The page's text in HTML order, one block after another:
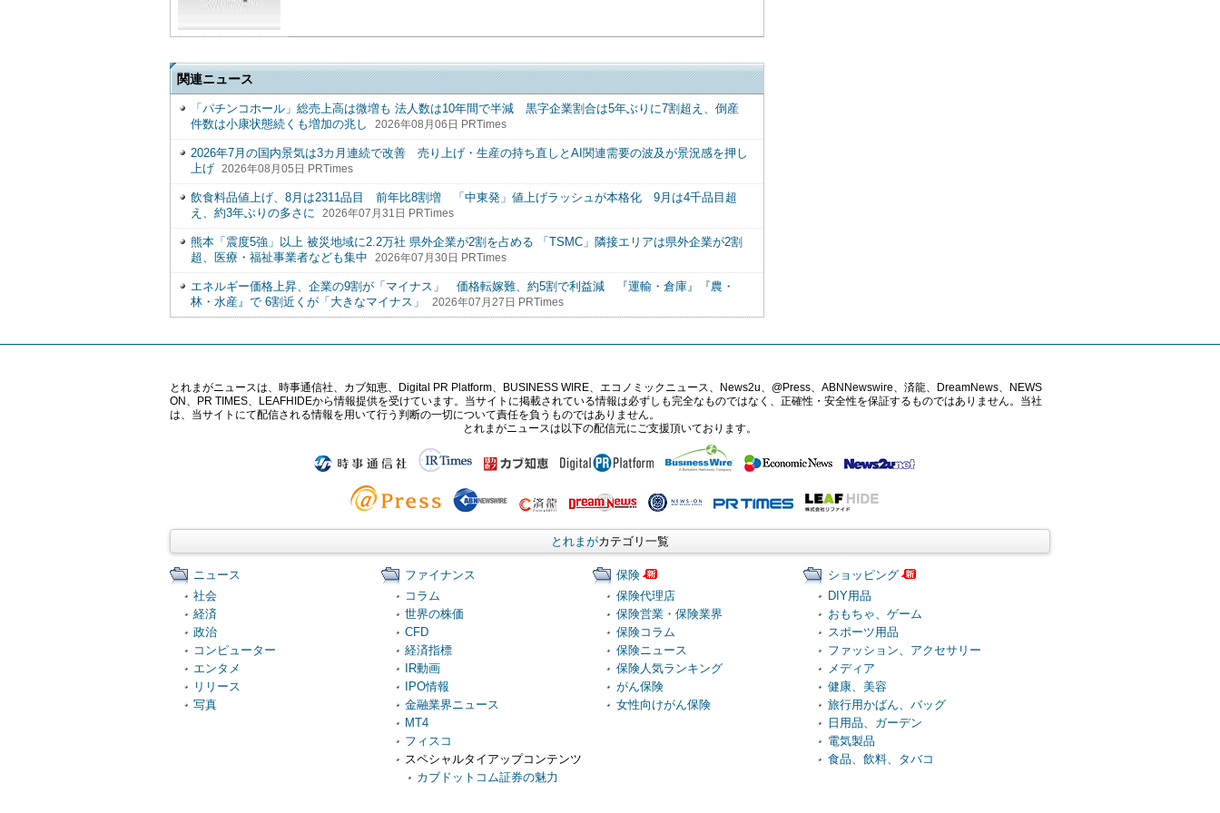
関連ニュース
「パチンコホール」総売上高は微増も 法人数は10年間で半減 黒字企業割合は5年ぶりに7割超え、倒産
件数は小康状態続くも増加の兆し
2026年08月06日 PRTimes
2026年7月の国内景気は3カ月連続で改善 売り上げ・生産の持ち直しとAI関連需要の波及が景況感を押し
上げ
2026年08月05日 PRTimes
飲食料品値上げ、8月は2311品目 前年比8割増 「中東発」値上げラッシュが本格化 9月は4千品目超
え、約3年ぶりの多さに
2026年07月31日 PRTimes
熊本「震度5強」以上 被災地域に2.2万社 県外企業が2割を占める 「TSMC」隣接エリアは県外企業が2割
超、医療・福祉事業者なども集中
2026年07月30日 PRTimes
エネルギー価格上昇、企業の9割が「マイナス」 価格転嫁難、約5割で利益減 『運輸・倉庫』『農・
林・水産』で 6割近くが「大きなマイナス」
2026年07月27日 PRTimes
とれまがニュースは、時事通信社、カブ知恵、Digital PR Platform、BUSINESS WIRE、エコノミックニュース、News2u、@Press、ABNNewswire、済龍、DreamNews、NEWS
ON、PR TIMES、LEAFHIDEから情報提供を受けています。当サイトに掲載されている情報は必ずしも完全なものではなく、正確性・安全性を保証するものではありません。当社
は、当サイトにて配信される情報を用いて行う判断の一切について責任を負うものではありません。
とれまがニュースは以下の配信元にご支援頂いております。
とれまがカテゴリ一覧
ニュース
社会
経済
政治
コンピューター
エンタメ
リリース
写真
ファイナンス
コラム
世界の株価
CFD
経済指標
IR動画
IPO情報
金融業界ニュース
MT4
フィスコ
スペシャルタイアップコンテンツ
カブドットコム証券の魅力
保険
保険代理店
保険営業・保険業界
保険コラム
保険ニュース
保険人気ランキング
がん保険
女性向けがん保険
ショッピング
DIY用品
おもちゃ、ゲーム
スポーツ用品
ファッション、アクセサリー
メディア
健康、美容
旅行用かばん、バッグ
日用品、ガーデン
電気製品
食品、飲料、タバコ